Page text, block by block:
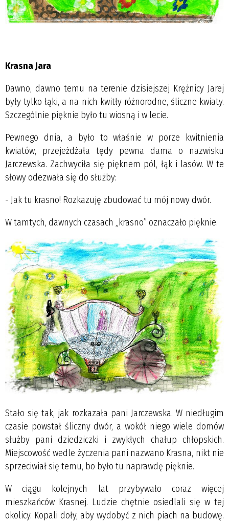
Krasna Jara
Dawno, dawno temu na terenie dzisiejszej Krężnicy Jarej
były tylko łąki, a na nich kwitły różnorodne, śliczne kwiaty.
Szczególnie pięknie było tu wiosną i w lecie.
Pewnego dnia, a było to właśnie w porze kwitnienia
kwiatów, przejeżdżała tędy pewna dama o nazwisku
Jarczewska. Zachwyciła się pięknem pól, łąk i lasów. W te
słowy odezwała się do służby:
- Jak tu krasno! Rozkazuję zbudować tu mój nowy dwór.
W tamtych, dawnych czasach „krasno” oznaczało pięknie.
Stało się tak, jak rozkazała pani Jarczewska. W niedługim
czasie powstał śliczny dwór, a wokół niego wiele domów
służby pani dziedziczki i zwykłych chałup chłopskich.
Miejscowość wedle życzenia pani nazwano Krasna, nikt nie
sprzeciwiał się temu, bo było tu naprawdę pięknie.
W ciągu kolejnych lat przybywało coraz więcej
mieszkańców Krasnej. Ludzie chętnie osiedlali się w tej
okolicy. Kopali doły, aby wydobyć z nich piach na budowę.